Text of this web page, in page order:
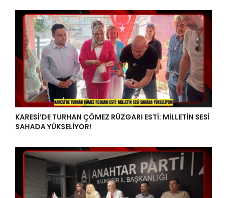
KARESİ’DE TURHAN ÇÖMEZ RÜZGARI ESTİ: MİLLETİN SESİ
SAHADA YÜKSELİYOR!